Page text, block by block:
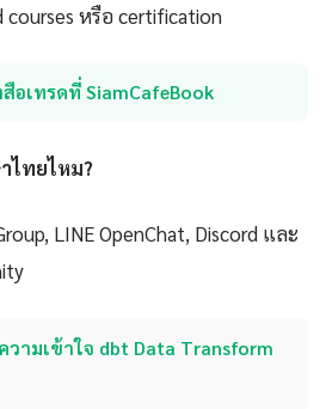
หรือ certification
อเทรดที่ SiamCafeBook
ไทยไหม?
LINE OpenChat, Discord และ
วามเข้าใจ dbt Data Transform